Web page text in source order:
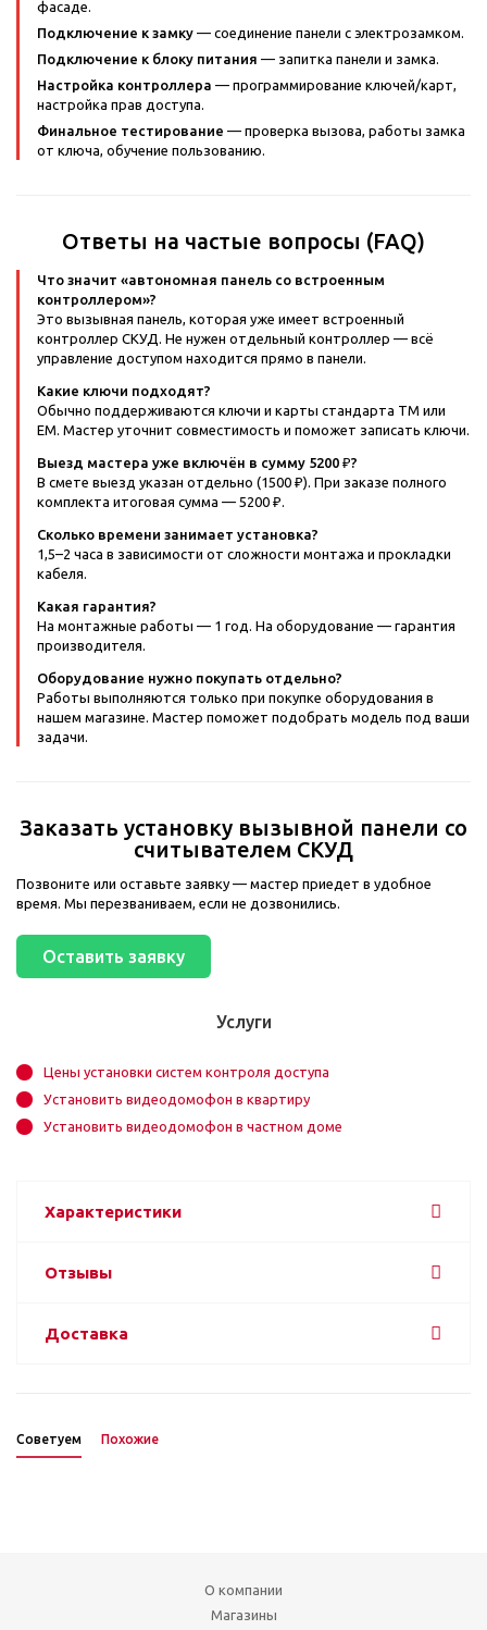
фасаде.
Подключение к замку — соединение панели с электрозамком.
Подключение к блоку питания — запитка панели и замка.
Настройка контроллера — программирование ключей/карт,
настройка прав доступа.
Финальное тестирование — проверка вызова, работы замка
от ключа, обучение пользованию.
Ответы на частые вопросы (FAQ)
Что значит «автономная панель со встроенным
контроллером»?
Это вызывная панель, которая уже имеет встроенный
контроллер СКУД. Не нужен отдельный контроллер — всё
управление доступом находится прямо в панели.
Какие ключи подходят?
Обычно поддерживаются ключи и карты стандарта TM или
EM. Мастер уточнит совместимость и поможет записать ключи.
Выезд мастера уже включён в сумму 5200 ₽?
В смете выезд указан отдельно (1500 ₽). При заказе полного
комплекта итоговая сумма — 5200 ₽.
Сколько времени занимает установка?
1,5–2 часа в зависимости от сложности монтажа и прокладки
кабеля.
Какая гарантия?
На монтажные работы — 1 год. На оборудование — гарантия
производителя.
Оборудование нужно покупать отдельно?
Работы выполняются только при покупке оборудования в
нашем магазине. Мастер поможет подобрать модель под ваши
задачи.
Заказать установку вызывной панели со
считывателем СКУД
Позвоните или оставьте заявку — мастер приедет в удобное
время. Мы перезваниваем, если не дозвонились.
Оставить заявку
Услуги
Цены установки систем контроля доступа
Установить видеодомофон в квартиру
Установить видеодомофон в частном доме
Характеристики
Отзывы
Доставка
Советуем Похожие
О компании
Магазины